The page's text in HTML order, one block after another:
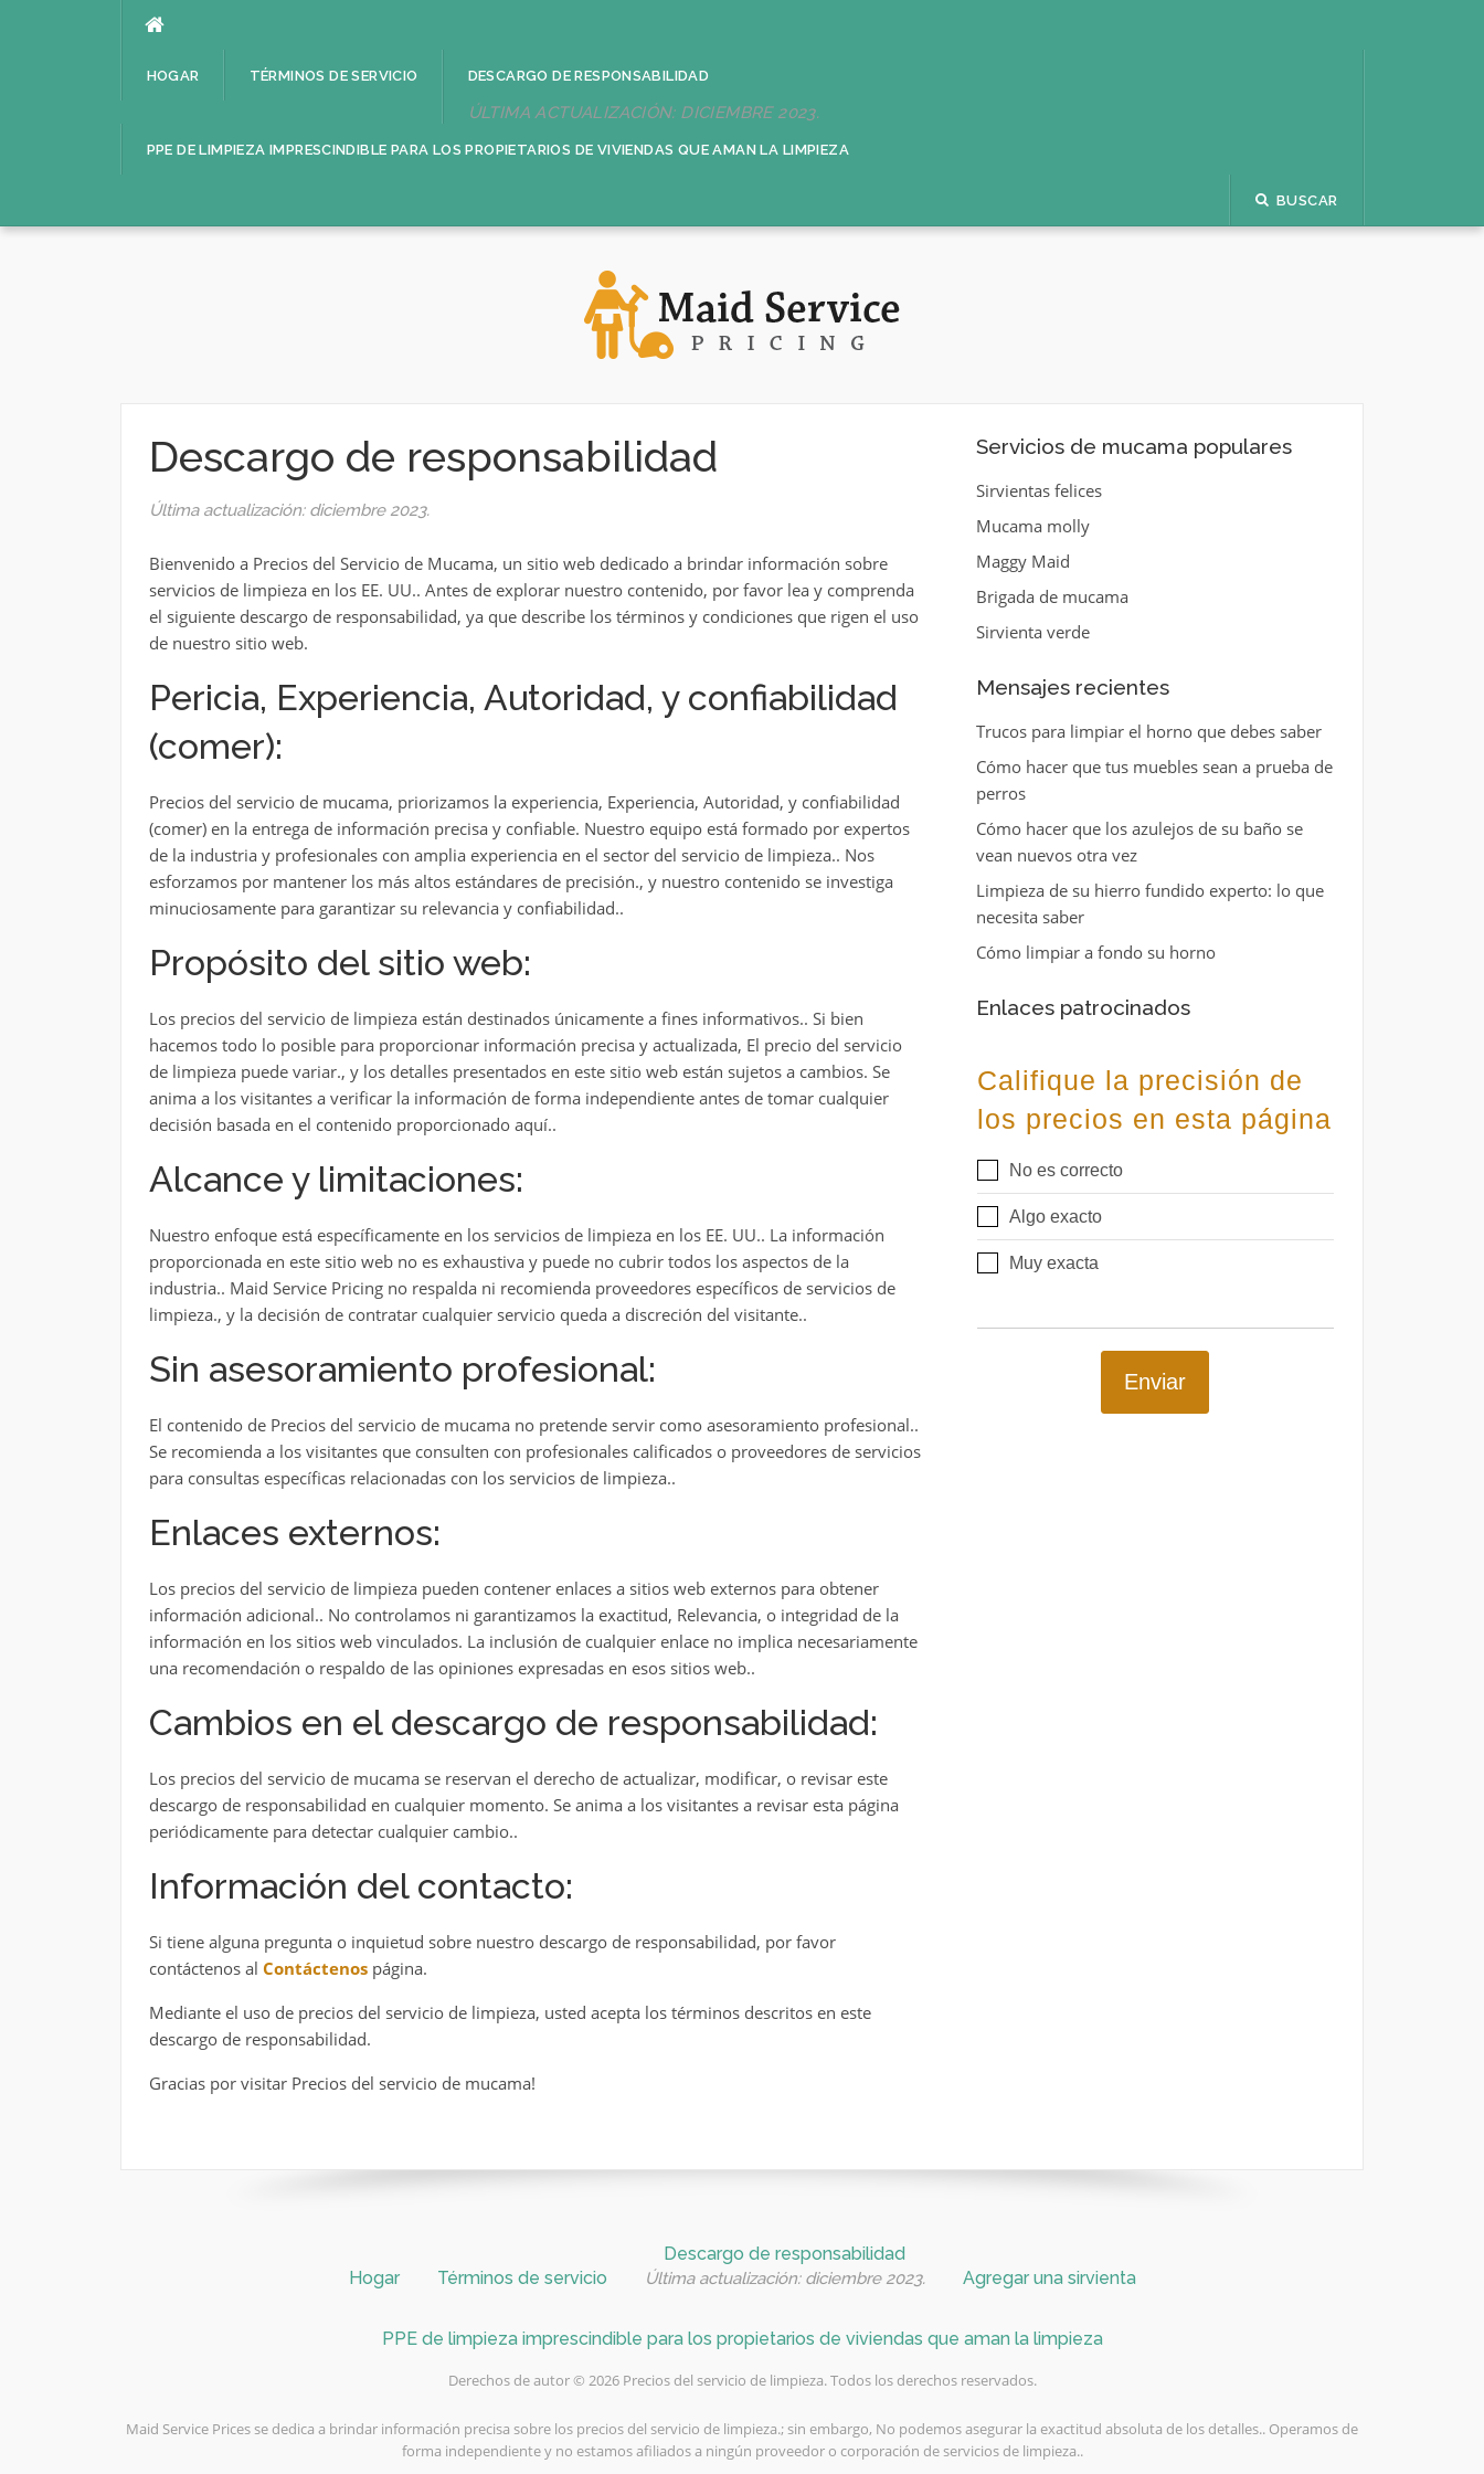
HOGAR TÉRMINOS DE SERVICIO DESCARGO DE RESPONSABILIDAD
ÚLTIMA ACTUALIZACIÓN: DICIEMBRE 2023.
PPE DE LIMPIEZA IMPRESCINDIBLE PARA LOS PROPIETARIOS DE VIVIENDAS QUE AMAN LA LIMPIEZA
BUSCAR
Descargo de responsabilidad
Última actualización: diciembre 2023.
Bienvenido a Precios del Servicio de Mucama, un sitio web dedicado a brindar información sobre
servicios de limpieza en los EE. UU.. Antes de explorar nuestro contenido, por favor lea y comprenda
el siguiente descargo de responsabilidad, ya que describe los términos y condiciones que rigen el uso
de nuestro sitio web.
Pericia, Experiencia, Autoridad, y confiabilidad
(comer):
Precios del servicio de mucama, priorizamos la experiencia, Experiencia, Autoridad, y confiabilidad
(comer) en la entrega de información precisa y confiable. Nuestro equipo está formado por expertos
de la industria y profesionales con amplia experiencia en el sector del servicio de limpieza.. Nos
esforzamos por mantener los más altos estándares de precisión., y nuestro contenido se investiga
minuciosamente para garantizar su relevancia y confiabilidad..
Propósito del sitio web:
Los precios del servicio de limpieza están destinados únicamente a fines informativos.. Si bien
hacemos todo lo posible para proporcionar información precisa y actualizada, El precio del servicio
de limpieza puede variar., y los detalles presentados en este sitio web están sujetos a cambios. Se
anima a los visitantes a verificar la información de forma independiente antes de tomar cualquier
decisión basada en el contenido proporcionado aquí..
Alcance y limitaciones:
Nuestro enfoque está específicamente en los servicios de limpieza en los EE. UU.. La información
proporcionada en este sitio web no es exhaustiva y puede no cubrir todos los aspectos de la
industria.. Maid Service Pricing no respalda ni recomienda proveedores específicos de servicios de
limpieza., y la decisión de contratar cualquier servicio queda a discreción del visitante..
Sin asesoramiento profesional:
El contenido de Precios del servicio de mucama no pretende servir como asesoramiento profesional..
Se recomienda a los visitantes que consulten con profesionales calificados o proveedores de servicios
para consultas específicas relacionadas con los servicios de limpieza..
Enlaces externos:
Los precios del servicio de limpieza pueden contener enlaces a sitios web externos para obtener
información adicional.. No controlamos ni garantizamos la exactitud, Relevancia, o integridad de la
información en los sitios web vinculados. La inclusión de cualquier enlace no implica necesariamente
una recomendación o respaldo de las opiniones expresadas en esos sitios web..
Cambios en el descargo de responsabilidad:
Los precios del servicio de mucama se reservan el derecho de actualizar, modificar, o revisar este
descargo de responsabilidad en cualquier momento. Se anima a los visitantes a revisar esta página
periódicamente para detectar cualquier cambio..
Información del contacto:
Si tiene alguna pregunta o inquietud sobre nuestro descargo de responsabilidad, por favor
contáctenos al Contáctenospágina.
Mediante el uso de precios del servicio de limpieza, usted acepta los términos descritos en este
descargo de responsabilidad.
Gracias por visitar Precios del servicio de mucama!
Servicios de mucama populares
Sirvientas felices
Mucama molly
Maggy Maid
Brigada de mucama
Sirvienta verde
Mensajes recientes
Trucos para limpiar el horno que debes saber
Cómo hacer que tus muebles sean a prueba de
perros
Cómo hacer que los azulejos de su baño se
vean nuevos otra vez
Limpieza de su hierro fundido experto: lo que
necesita saber
Cómo limpiar a fondo su horno
Enlaces patrocinados
Califique la precisión de
los precios en esta página
No es correcto
Algo exacto
Muy exacta
Enviar
Hogar Términos de servicio
Descargo de responsabilidad
Última actualización: diciembre 2023. Agregar una sirvienta
PPE de limpieza imprescindible para los propietarios de viviendas que aman la limpieza
Derechos de autor © 2026 Precios del servicio de limpieza. Todos los derechos reservados.
Maid Service Prices se dedica a brindar información precisa sobre los precios del servicio de limpieza.; sin embargo, No podemos asegurar la exactitud absoluta de los detalles.. Operamos de
forma independiente y no estamos afiliados a ningún proveedor o corporación de servicios de limpieza..